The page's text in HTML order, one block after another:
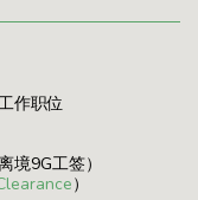
作职位
境9G工签）
）